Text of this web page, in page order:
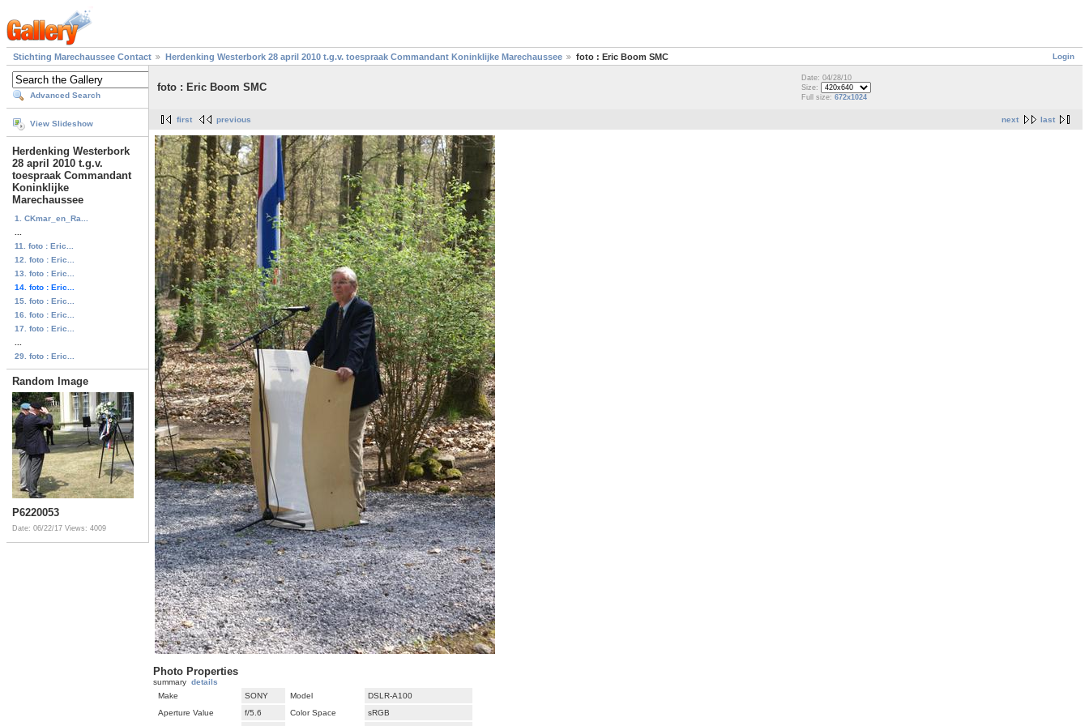
Login
Stichting Marechaussee Contact Herdenking Westerbork 28 april 2010 t.g.v. toespraak Commandant Koninklijke Marechaussee foto : Eric Boom SMC
Advanced Search
View Slideshow
Herdenking Westerbork
28 april 2010 t.g.v.
toespraak Commandant
Koninklijke
Marechaussee
1. CKmar_en_Ra...
11. foto : Eric...
12. foto : Eric...
13. foto : Eric...
14. foto : Eric...
15. foto : Eric...
16. foto : Eric...
17. foto : Eric...
29. foto : Eric...
Random Image
P6220053
Date: 06/22/17 Views: 4009
foto : Eric Boom SMC
Date: 04/28/10
Size:
Full size: 672x1024
next last
first previous
Photo Properties
summary details
Make
SONY Model
DSLR-A100
Aperture Value
f/5.6 Color Space
sRGB